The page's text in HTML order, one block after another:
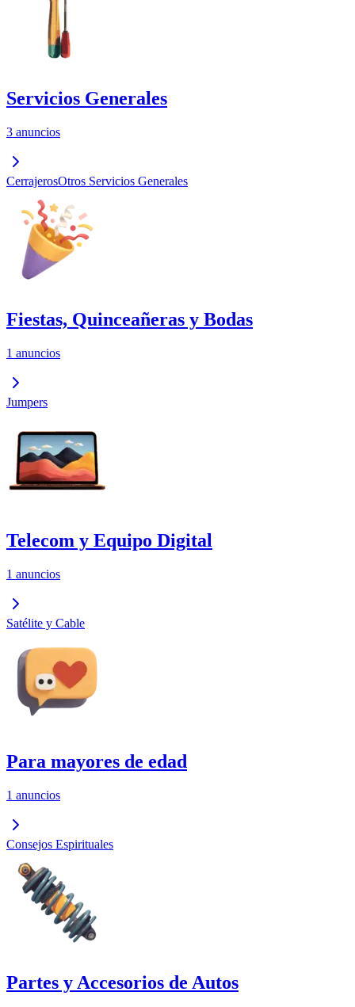
Servicios Generales
3 anuncios
CerrajerosOtros Servicios Generales
Fiestas, Quinceañeras y Bodas
1 anuncios
Jumpers
Telecom y Equipo Digital
1 anuncios
Satélite y Cable
Para mayores de edad
1 anuncios
Consejos Espirituales
Partes y Accesorios de Autos